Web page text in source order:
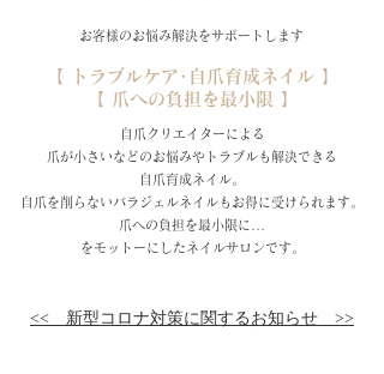
お客様のお悩み解決をサポートします
【 トラブルケア･自爪育成ネイル 】
【 爪への負担を最小限 】
自爪クリエイターによる​
爪が小さいなどのお悩みやトラブルも解決できる
自爪育成ネイル。
自爪を削らないパラジェルネイルもお得に受けられます。
爪への負担を最小限に...​
をモットーにしたネイルサロンです。
<< 新型コロナ対策に関するお知らせ >>